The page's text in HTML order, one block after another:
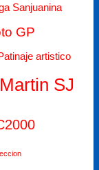
Sanjuanina
GP
artistico
SJ